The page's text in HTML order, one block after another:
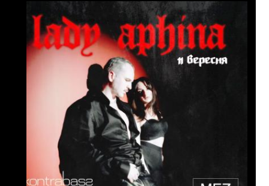
11 вересня
18:00
Концерт Lady Aphina (арт-рок)
Lady Aphina — проєкт Михайла
Опекана, що виріс у повноцінний
гурт із виразною естетикою
інтелігентного, драматичного арт-